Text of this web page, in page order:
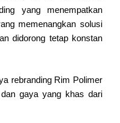
yang menempatkan
memenangkan solusi
didorong tetap konstan
rebranding Rim Polimer
gaya yang khas dari